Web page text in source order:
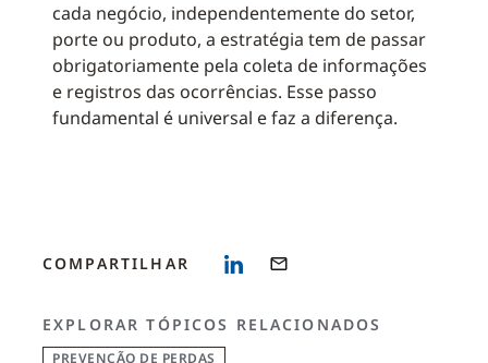
cada negócio, independentemente do setor,
porte ou produto, a estratégia tem de passar
obrigatoriamente pela coleta de informações
e registros das ocorrências. Esse passo
fundamental é universal e faz a diferença.
COMPARTILHAR
EXPLORAR TÓPICOS RELACIONADOS
PREVENÇÃO DE PERDAS